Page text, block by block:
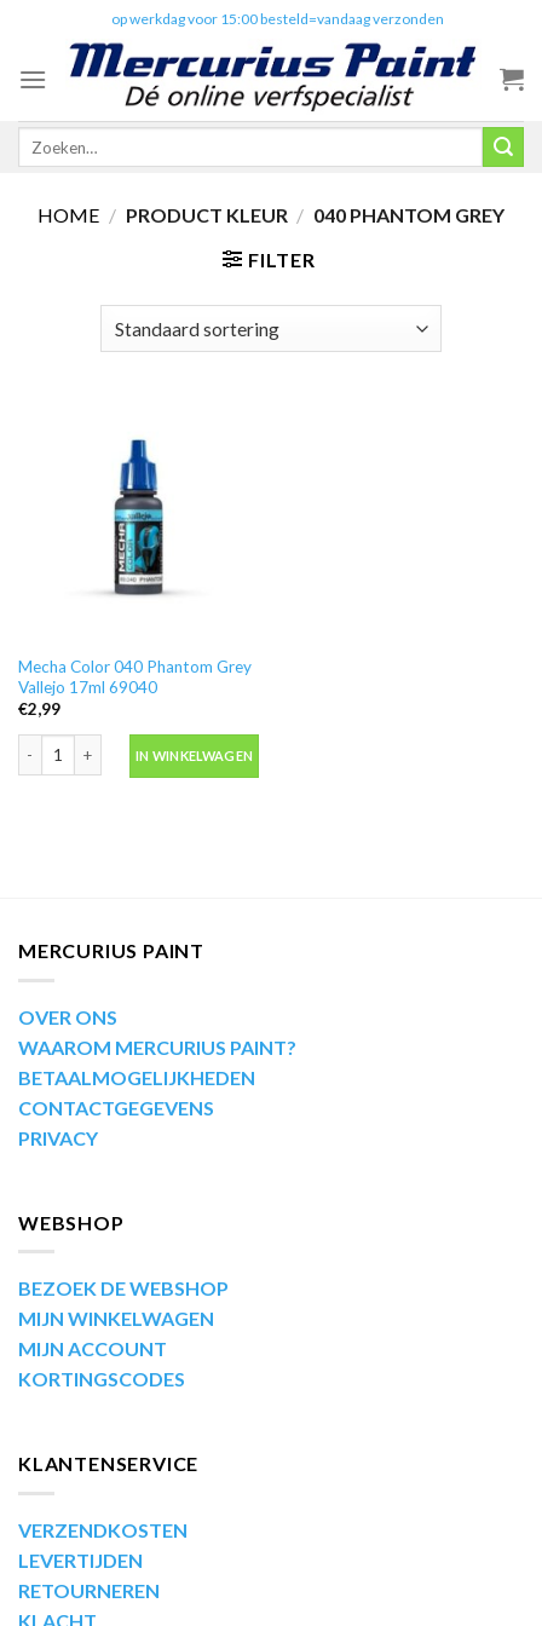
content
op werkdag voor 15:00 besteld=vandaag verzonden
Zoeken
HOME / PRODUCT KLEUR / 040 PHANTOM GREY
FILTER
Mecha Color 040 Phantom Grey
Vallejo 17ml 69040
€2,99
IN WINKELWAGEN
MERCURIUS PAINT
OVER ONS
WAAROM MERCURIUS PAINT?
BETAALMOGELIJKHEDEN
CONTACTGEGEVENS
PRIVACY
WEBSHOP
BEZOEK DE WEBSHOP
MIJN WINKELWAGEN
MIJN ACCOUNT
KORTINGSCODES
KLANTENSERVICE
VERZENDKOSTEN
LEVERTIJDEN
RETOURNEREN
KLACHT